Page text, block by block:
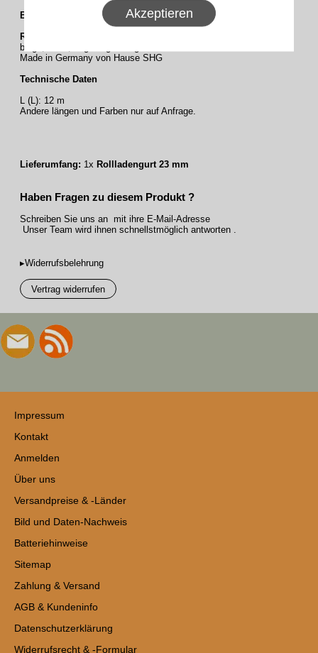
Akzeptieren
Beschreibung
Rollladengurt 23 mm
beige, 12 m, abgelängt und geschlitzt
Made in Germany von Hause SHG
Technische Daten
L (L): 12 m
Andere längen und Farben nur auf Anfrage.
Lieferumfang: 1x Rollladengurt 23 mm
Haben Fragen zu diesem Produkt ?
Schreiben Sie uns an mit ihre E-Mail-Adresse
Unser Team wird ihnen schnellstmöglich antworten .
▸Widerrufsbelehrung
Vertrag widerrufen
Impressum
Kontakt
Anmelden
Über uns
Versandpreise & -Länder
Bild und Daten-Nachweis
Batteriehinweise
Sitemap
Zahlung & Versand
AGB & Kundeninfo
Datenschutzerklärung
Widerrufsrecht & -Formular